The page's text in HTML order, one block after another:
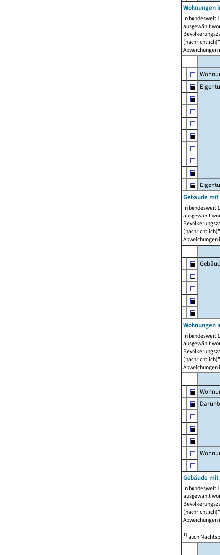
Wohnungen
In bundesweit
ausgewählt
Abweichungen
Gebäude
In bundesweit
ausgewählt
Abweichungen
Wohnungen
In bundesweit
ausgewählt
Abweichungen
Gebäude
In bundesweit
ausgewählt
Abweichungen
1)auch